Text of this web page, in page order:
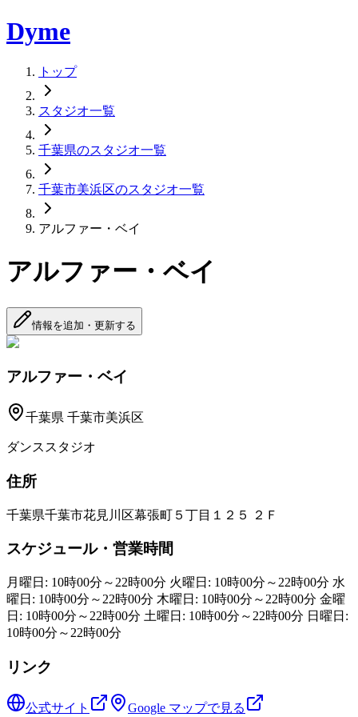
Dyme
トップ
スタジオ一覧
千葉県のスタジオ一覧
千葉市美浜区のスタジオ一覧
アルファー・ベイ
アルファー・ベイ
情報を追加・更新する
アルファー・ベイ
千葉県 千葉市美浜区
ダンススタジオ
住所
千葉県千葉市花見川区幕張町５丁目１２５ ２Ｆ
スケジュール・営業時間
月曜日: 10時00分～22時00分 火曜日: 10時00分～22時00分 水
曜日: 10時00分～22時00分 木曜日: 10時00分～22時00分 金曜
日: 10時00分～22時00分 土曜日: 10時00分～22時00分 日曜日:
10時00分～22時00分
リンク
公式サイト Google マップで見る